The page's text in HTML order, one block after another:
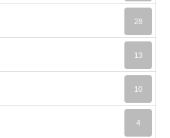
28
13
10
4